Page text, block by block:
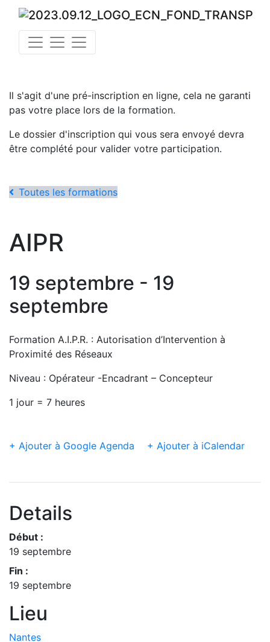
Il s'agit d'une pré-inscription en ligne, cela ne garanti
pas votre place lors de la formation.
Le dossier d'inscription qui vous sera envoyé devra
être complété pour valider votre participation.
Toutes les formations
AIPR
19 septembre - 19
septembre
Formation A.I.P.R. : Autorisation d’Intervention à
Proximité des Réseaux
Niveau : Opérateur -Encadrant – Concepteur
1 jour = 7 heures
+ Ajouter à Google Agenda + Ajouter à iCalendar
Details
Début :
19 septembre
Fin :
19 septembre
Lieu
Nantes